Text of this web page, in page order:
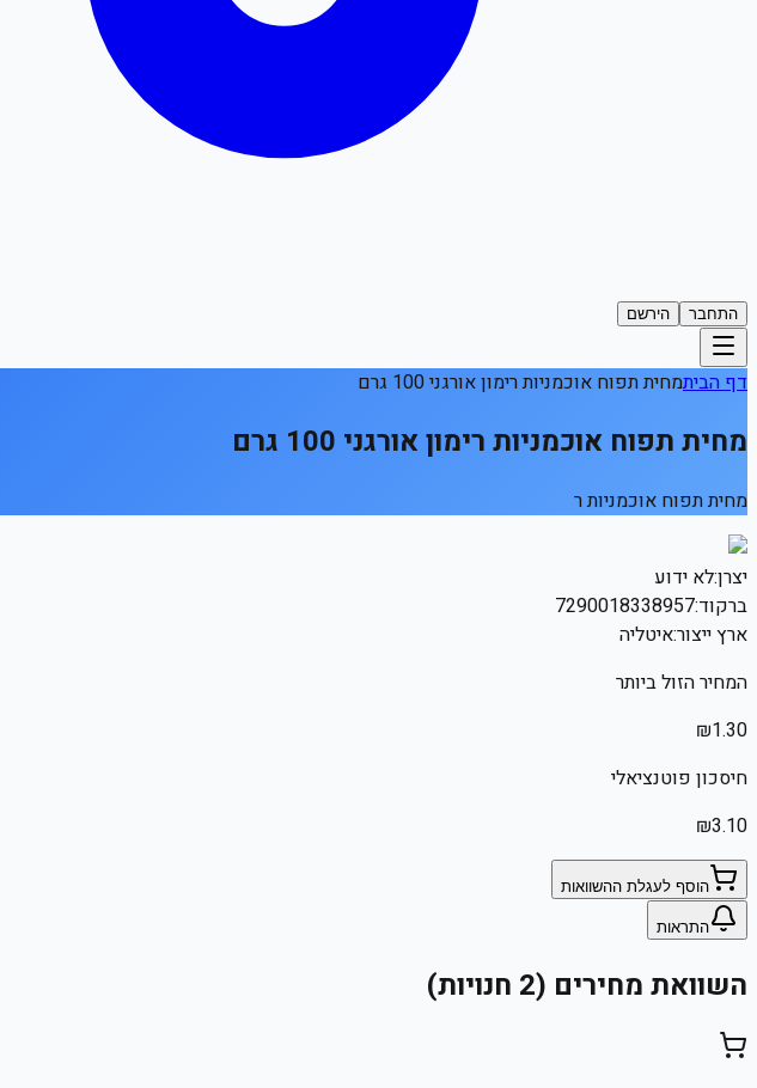
התחבר הירשם
דף הביתמחית תפוח אוכמניות רימון אורגני 100 גרם
מחית תפוח אוכמניות רימון אורגני 100 גרם
מחית תפוח אוכמניות ר
יצרן:לא ידוע
ברקוד:7290018338957
ארץ ייצור:איטליה
המחיר הזול ביותר
₪1.30
חיסכון פוטנציאלי
₪3.10
הוסף לעגלת ההשוואות
התראות
השוואת מחירים (2 חנויות)